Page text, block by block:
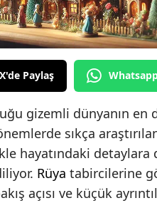
X'de Paylaş
gizemli dünyanın en
sıkça
hayatındaki detaylara
Rüya tabircilerine
açısı ve küçük